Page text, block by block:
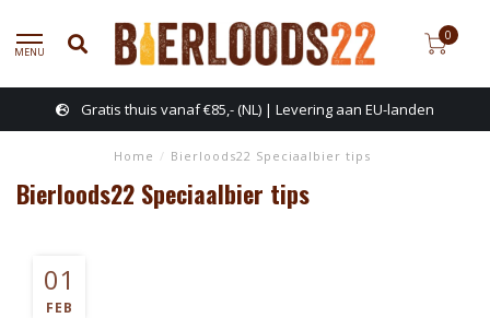
MENU
0
Gratis thuis vanaf €85,- (NL) | Levering aan EU-landen
Home / Bierloods22 Speciaalbier tips
Bierloods22 Speciaalbier tips
01
FEB